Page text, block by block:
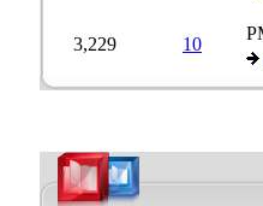
10
3,229